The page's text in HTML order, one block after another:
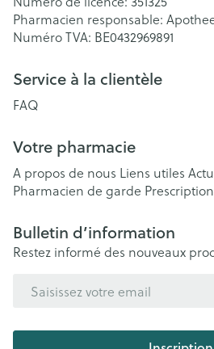
Pharmacien responsable:
Numéro TVA: BE0432969891
Service à la clientèle
FAQ
Votre pharmacie
A propos de nous Liens utiles
Pharmacien de garde Prescription
Bulletin d’information
Restez informé des nouveaux